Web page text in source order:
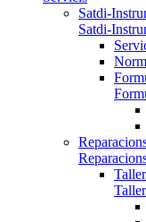
Satdi-
Satdi-